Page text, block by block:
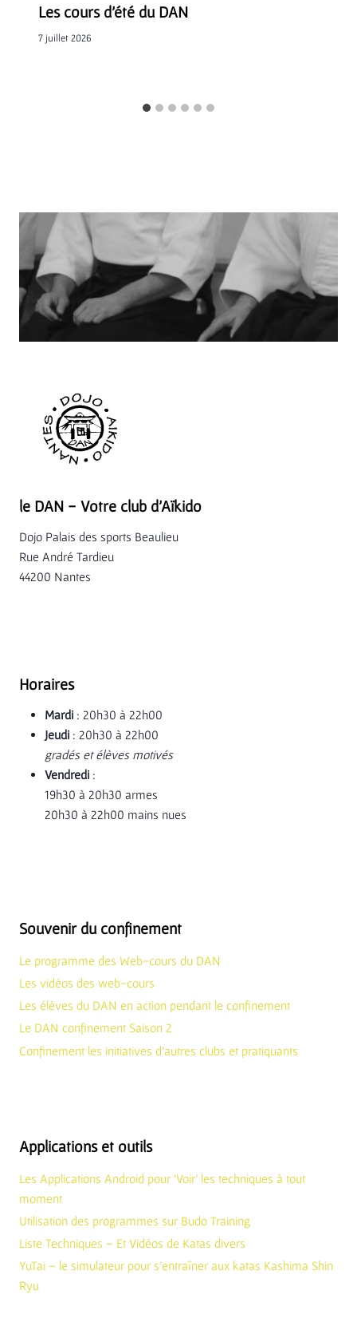
Les cours d’été du DAN
7 juillet 2026
le DAN - Votre club d'Aïkido
Dojo Palais des sports Beaulieu
Rue André Tardieu
44200 Nantes
Horaires
Mardi : 20h30 à 22h00
Jeudi : 20h30 à 22h00
gradés et élèves motivés
Vendredi :
19h30 à 20h30 armes
20h30 à 22h00 mains nues
Souvenir du confinement
Le programme des Web-cours du DAN
Les vidéos des web-cours
Les élèves du DAN en action pendant le confinement
Le DAN confinement Saison 2
Confinement les initiatives d’autres clubs et pratiquants
Applications et outils
Les Applications Android pour ‘Voir’ les techniques à tout
moment
Utilisation des programmes sur Budo Training
Liste Techniques – Et Vidéos de Katas divers
YuTai – le simulateur pour s’entraîner aux katas Kashima Shin
Ryu